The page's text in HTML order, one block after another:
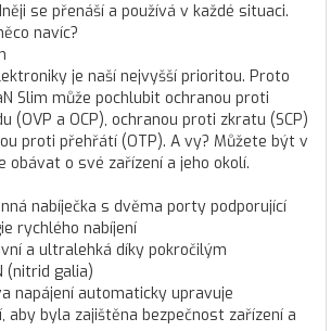
se přenáší a používá v každé situaci.
navíc?
je naší nejvyšší prioritou. Proto
Slim může pochlubit ochranou proti
(OVP a OCP), ochranou proti zkratu (SCP)
proti přehřátí (OTP). A vy? Můžete být v
obávat o své zařízení a jeho okolí.
nabíječka s dvěma porty podporující
rychlého nabíjení
a ultralehká díky pokročilým
(nitrid galia)
napájení automaticky upravuje
aby byla zajištěna bezpečnost zařízení a